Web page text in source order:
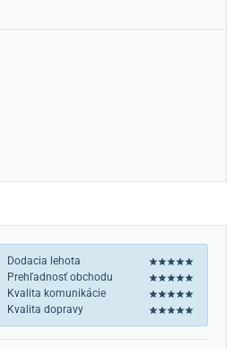
Dodacia lehota
Prehľadnosť obchodu
Kvalita komunikácie
Kvalita dopravy